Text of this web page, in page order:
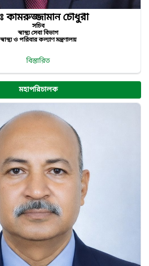
কামরুজ্জামান চৌধুরী
সচিব
স্বাস্থ্য সেবা বিভাগ
স্বাস্থ্য ও পরিবার কল্যাণ মন্ত্রণালয়
বিস্তারিত
মহাপরিচালক